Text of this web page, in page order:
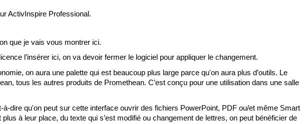
ActivInspire Professional.
que je vais vous montrer ici.
l’insérer ici, on va devoir fermer le logiciel pour appliquer le changement.
on aura une palette qui est beaucoup plus large parce qu'on aura plus d’outils. Le
tous les autres produits de Promethean. C’est conçu pour une utilisation dans une salle
dire qu'on peut sur cette interface ouvrir des fichiers PowerPoint, PDF ou/et même Smart
à leur place, du texte qui s’est modifié ou changement de lettres, on peut bénéficier de